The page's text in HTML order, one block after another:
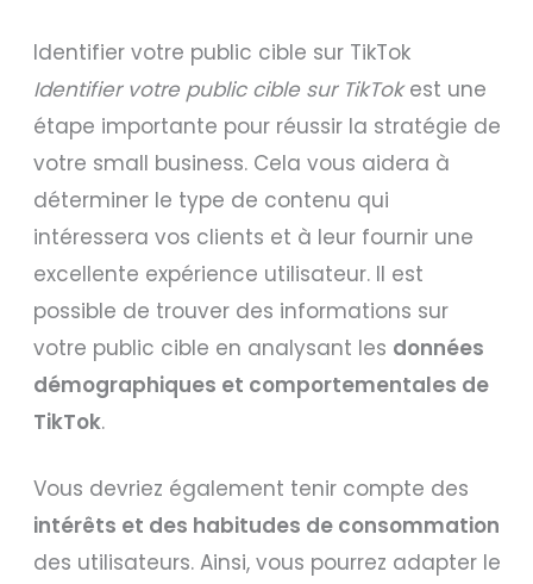
Identifier votre public cible sur TikTok
Identifier votre public cible sur TikTokest une
étape importante pour réussir la stratégie de
votre small business. Cela vous aidera à
déterminer le type de contenu qui
intéressera vos clients et à leur fournir une
excellente expérience utilisateur. Il est
possible de trouver des informations sur
votre public cible en analysant les données
démographiques et comportementales de
TikTok.
Vous devriez également tenir compte des
intérêts et des habitudes de consommation
des utilisateurs. Ainsi, vous pourrez adapter le